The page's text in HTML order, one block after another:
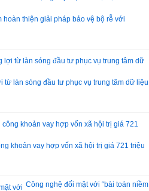
hoàn thiện giải pháp bảo vệ bộ rễ với
từ làn sóng đầu tư phục vụ trung tâm dữ liệu
khoản vay hợp vốn xã hội trị giá 721 triệu
Công nghệ đối mặt với “bài toán niềm